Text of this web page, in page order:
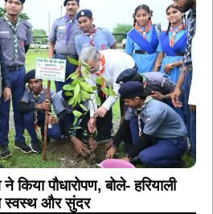
पौधारोपण, बोले- हरियाली
स्वस्थ और सुंदर